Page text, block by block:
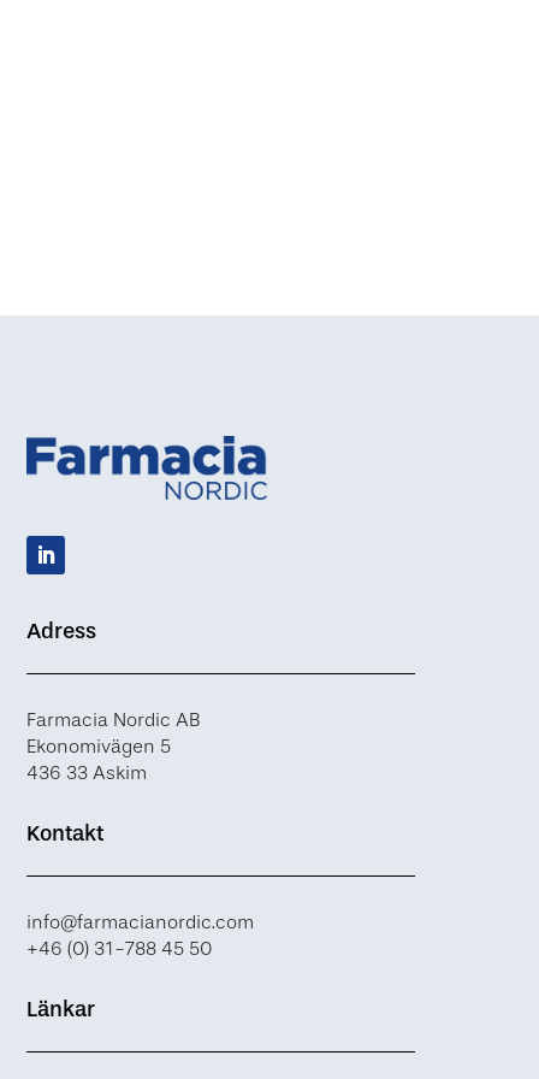
Adress
Farmacia Nordic AB
Ekonomivägen 5
436 33 Askim
Kontakt
info@farmacianordic.com
+46 (0) 31-788 45 50
Länkar